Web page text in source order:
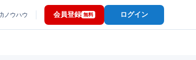
ノウハウ 会員登録 無料 ログイン